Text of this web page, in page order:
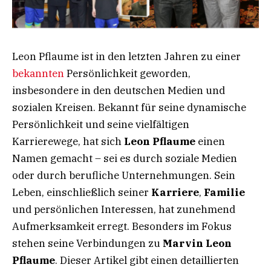
Leon Pflaume ist in den letzten Jahren zu einer
bekanntenPersönlichkeit geworden,
insbesondere in den deutschen Medien und
sozialen Kreisen. Bekannt für seine dynamische
Persönlichkeit und seine vielfältigen
Karrierewege, hat sich Leon Pflaume einen
Namen gemacht – sei es durch soziale Medien
oder durch berufliche Unternehmungen. Sein
Leben, einschließlich seiner Karriere, Familie
und persönlichen Interessen, hat zunehmend
Aufmerksamkeit erregt. Besonders im Fokus
stehen seine Verbindungen zu Marvin Leon
Pflaume. Dieser Artikel gibt einen detaillierten